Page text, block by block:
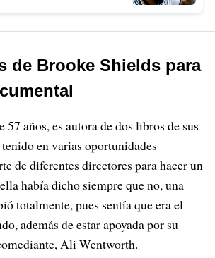
de Brooke Shields para
57 años, es autora de dos libros de sus
en varias oportunidades
de diferentes directores para hacer un
había dicho siempre que no, una
totalmente, pues sentía que era el
además de estar apoyada por su
Ali Wentworth.